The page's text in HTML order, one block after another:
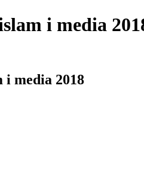
i media
media 2018